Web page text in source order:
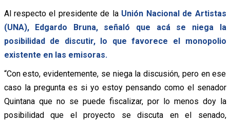
Al respecto el presidente de la Unión Nacional de Artistas
(UNA), Edgardo Bruna, señaló que acá se niega la
posibilidad de discutir, lo que favorece el monopolio
existente en las emisoras.
“Con esto, evidentemente, se niega la discusión, pero en ese
caso la pregunta es si yo estoy pensando como el senador
Quintana que no se puede fiscalizar, por lo menos doy la
posibilidad que el proyecto se discuta en el senado,